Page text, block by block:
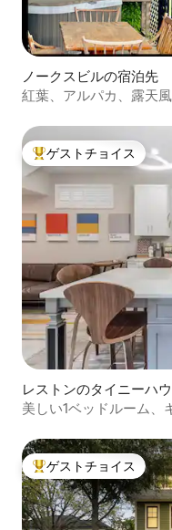
ノークスビルの宿泊先
紅葉、アルパカ、露天
大好評のゲストチョイ
ゲストチョイス
レストンのタイニーハ
美しい1ベッドルーム、
大好評のゲストチョイ
ゲストチョイス